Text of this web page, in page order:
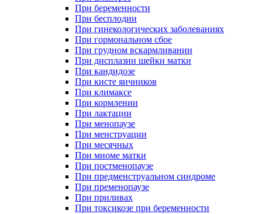
При беременности
При бесплодии
При гинекологических заболеваниях
При гормональном сбое
При грудном вскармливании
При дисплазии шейки матки
При кандидозе
При кисте яичников
При климаксе
При кормлении
При лактации
При менопаузе
При менструации
При месячных
При миоме матки
При постменопаузе
При предменструальном синдроме
При пременопаузе
При приливах
При токсикозе при беременности